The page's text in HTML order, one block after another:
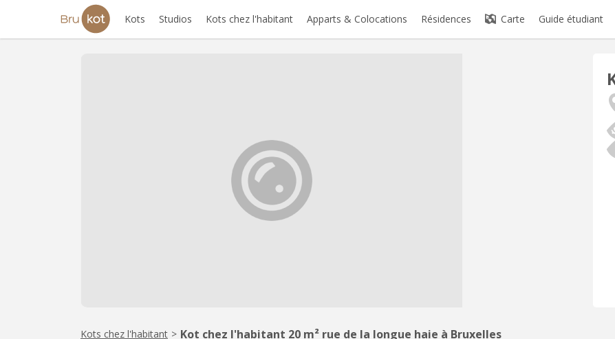
Kots Studios Kots chez l'habitant Apparts & Colocations Résidences Carte Guide étudiant
Kots chez l'habitant > Kot chez l'habitant 20 m² rue de la longue haie à Bruxelles